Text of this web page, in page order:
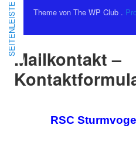
Mailkontakt –
RSC
SEITENLEISTE Theme von The WP Club .